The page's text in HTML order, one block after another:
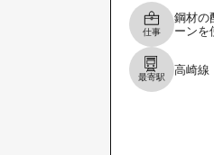
仕事
鋼材の
ーンを
最寄駅
高崎